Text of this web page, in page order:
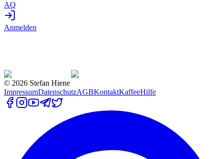
AQ
Anmelden
© 2026 Stefan Hiene
ImpressumDatenschutzAGBKontaktKaffeeHilfe